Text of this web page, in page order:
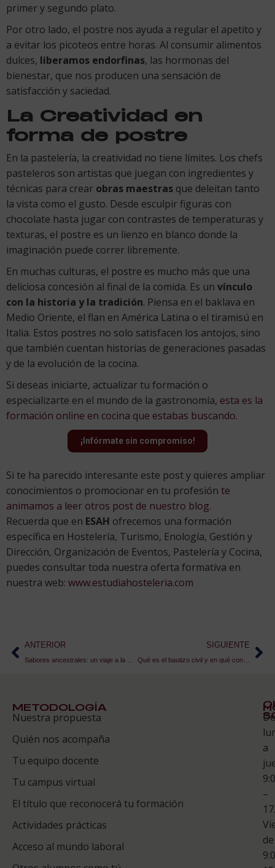
primer y segundo plato.
Por otro lado, el postre nos ayuda a regular el apetito y
a evitar los picoteos entre horas. Al consumir alimentos
dulces, liberamos endorfinas, las hormonas del
bienestar, que nos producen una sensación de
satisfacción y saciedad.
La Creatividad en
forma de postre
En la pastelería, la creatividad no tiene límites. Los chefs
pasteleros son artistas que juegan con ingredientes y
técnicas para crear obras maestras que deleitan tanto
la vista como el gusto. Desde esculpir figuras con
chocolate hasta jugar con contrastes de temperaturas y
texturas, el postre es un lienzo en blanco donde la
imaginación puede correr libremente.
En muchas culturas, el postre es mucho más que una
deliciosa concesión al final de la comida. Es un vínculo
con la historia y la tradición. Piensa en el baklava en
Medio Oriente, el flan en América Latina o el tiramisú en
Italia. Estos postres no solo satisfacen los antojos, sino
que también cuentan historias de generaciones pasadas
y de la evolución de la cocina.
Si deseas iniciarte, actualizar tu formación o
especializarte en el mundo de la gastronomía, esta es la
formación online en cocina que estabas buscando.
¡Infórmate sin compromiso!
Si te ha parecido interesante este post y quieres ampliar
conocimientos o promocionar en tu profesión te
animamos a leer otros post de nuestro blog.
Recuerda que en ESAH ofrecemos una formación
específica en Hostelería, Turismo, Enología, Gestión y
Dirección, Organización de Eventos, Pastelería y Cocina,
puedes consultar toda nuestra oferta formativa en
nuestra web: www.estudiahosteleria.com
ANTERIOR SIGUIENTE
Qué es el bautizo civil y en qué consiste
METODOLOGÍA
Nuestra propuesta
Quién nos acompaña
Tu equipo docente
Tu campus virtual
El título que reconocerá tu formación
Actividades prácticas
Acceso al mundo laboral
Te
De
a
–
de